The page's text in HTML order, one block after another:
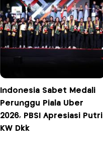
Indonesia Sabet Medali
Perunggu Piala Uber
2026, PBSI Apresiasi Putri
KW Dkk